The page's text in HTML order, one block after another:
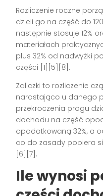
Rozliczenie roczne
dzieli go na część do
następnie stosuje 12%
materiałach
plus 32% od nadwyżki
części [1][5][8].
Zaliczki to rozliczenie
narastająco u danego
przekroczenia progu
dochodu na część
opodatkowaną 32%, a
co do zasady pobiera
[6][7].
Ile wynosi